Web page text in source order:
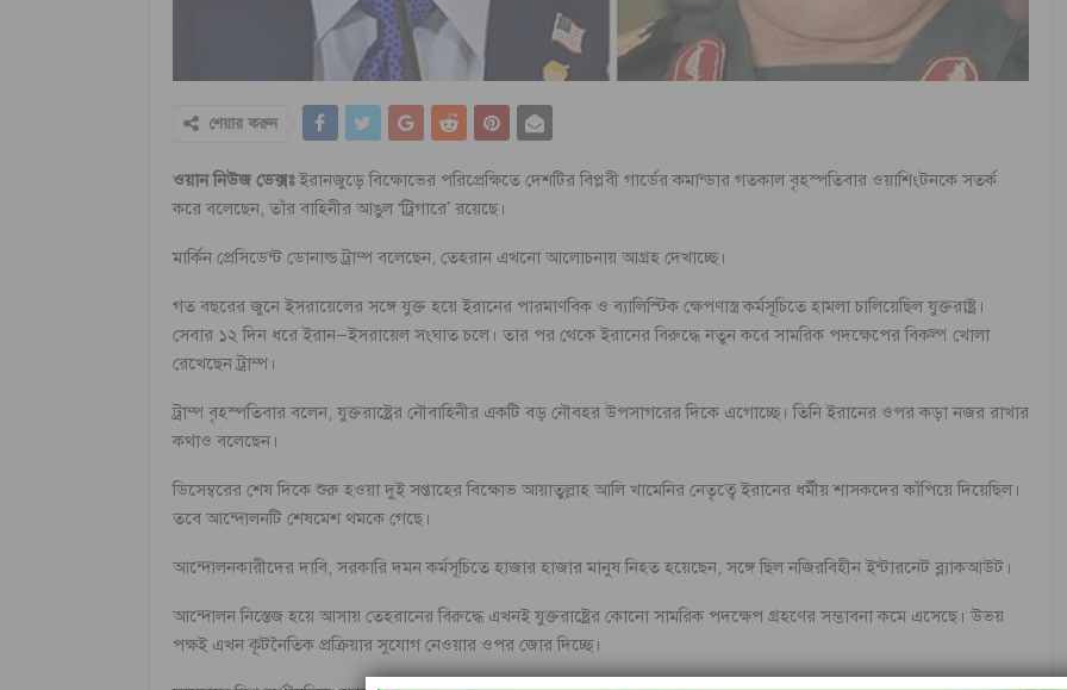
শেয়ার করুন
ওয়ান নিউজ ডেক্সঃইরানজুড়ে বিক্ষোভের পরিপ্রেক্ষিতে দেশটির বিপ্লবী গার্ডের কমান্ডার গতকাল বৃহস্পতিবার ওয়াশিংটনকে সতর্ক
করে বলেছেন, তাঁর বাহিনীর আঙুল ‘ট্রিগারে’ রয়েছে।
মার্কিন প্রেসিডেন্ট ডোনাল্ড ট্রাম্প বলেছেন, তেহরান এখনো আলোচনায় আগ্রহ দেখাচ্ছে।
গত বছরের জুনে ইসরায়েলের সঙ্গে যুক্ত হয়ে ইরানের পারমাণবিক ও ব্যালিস্টিক ক্ষেপণাস্ত্র কর্মসূচিতে হামলা চালিয়েছিল যুক্তরাষ্ট্র।
সেবার ১২ দিন ধরে ইরান–ইসরায়েল সংঘাত চলে। তার পর থেকে ইরানের বিরুদ্ধে নতুন করে সামরিক পদক্ষেপের বিকল্প খোলা
রেখেছেন ট্রাম্প।
ট্রাম্প বৃহস্পতিবার বলেন, যুক্তরাষ্ট্রের নৌবাহিনীর একটি বড় নৌবহর উপসাগরের দিকে এগোচ্ছে। তিনি ইরানের ওপর কড়া নজর রাখার
কথাও বলেছেন।
ডিসেম্বরের শেষ দিকে শুরু হওয়া দুই সপ্তাহের বিক্ষোভ আয়াতুল্লাহ আলি খামেনির নেতৃত্বে ইরানের ধর্মীয় শাসকদের কাঁপিয়ে দিয়েছিল।
তবে আন্দোলনটি শেষমেশ থমকে গেছে।
আন্দোলনকারীদের দাবি, সরকারি দমন কর্মসূচিতে হাজার হাজার মানুষ নিহত হয়েছেন, সঙ্গে ছিল নজিরবিহীন ইন্টারনেট ব্ল্যাকআউট।
আন্দোলন নিস্তেজ হয়ে আসায় তেহরানের বিরুদ্ধে এখনই যুক্তরাষ্ট্রের কোনো সামরিক পদক্ষেপ গ্রহণের সম্ভাবনা কমে এসেছে। উভয়
পক্ষই এখন কূটনৈতিক প্রক্রিয়ার সুযোগ নেওয়ার ওপর জোর দিচ্ছে।